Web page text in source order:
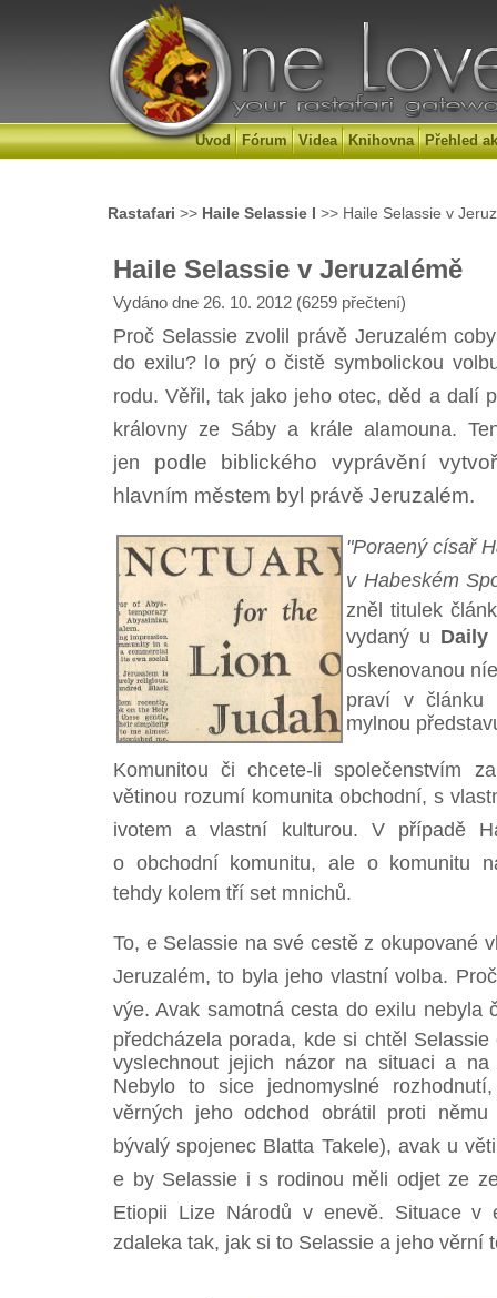
Úvod Fórum Videa Knihovna Přehled
Rastafari >> Haile Selassie I >> Haile Selassie v
Haile Selassie v Jeruzalémě
Vydáno dne 26. 10. 2012 (6259 přečtení)
Proč Selassie zvolil právě Jeruzalém
do exilu? lo prý o čistě symbolickou
rodu. Věřil, tak jako jeho otec, děd a dalí
královny ze Sáby a krále alamouna.
jen podle biblického vyprávění
hlavním městem byl právě Jeruzalém.
"Poraený císař
v Habeském
zněl titulek
vydaný u Daily
oskenovanou
praví v článku
mylnou
Komunitou či chcete-li společenstvím
větinou rozumí komunita obchodní, s
ivotem a vlastní kulturou. V případě
o obchodní komunitu, ale o komunitu
tehdy kolem tří set mnichů.
To, e Selassie na své cestě z okupované
Jeruzalém, to byla jeho vlastní volba.
výe. Avak samotná cesta do exilu
předcházela porada, kde si chtěl
vyslechnout jejich názor na situaci a
Nebylo to sice jednomyslné
věrných jeho odchod obrátil proti němu
bývalý spojenec Blatta Takele), avak u
e by Selassie i s rodinou měli odjet ze
Etiopii Lize Národů v enevě. Situace v
zdaleka tak, jak si to Selassie a jeho věrní